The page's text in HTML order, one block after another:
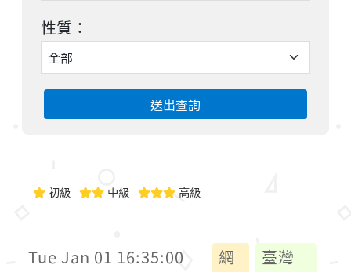
性質：
送出查詢
初級 中級 高級
Tue Jan 01 16:35:00
網
臺灣